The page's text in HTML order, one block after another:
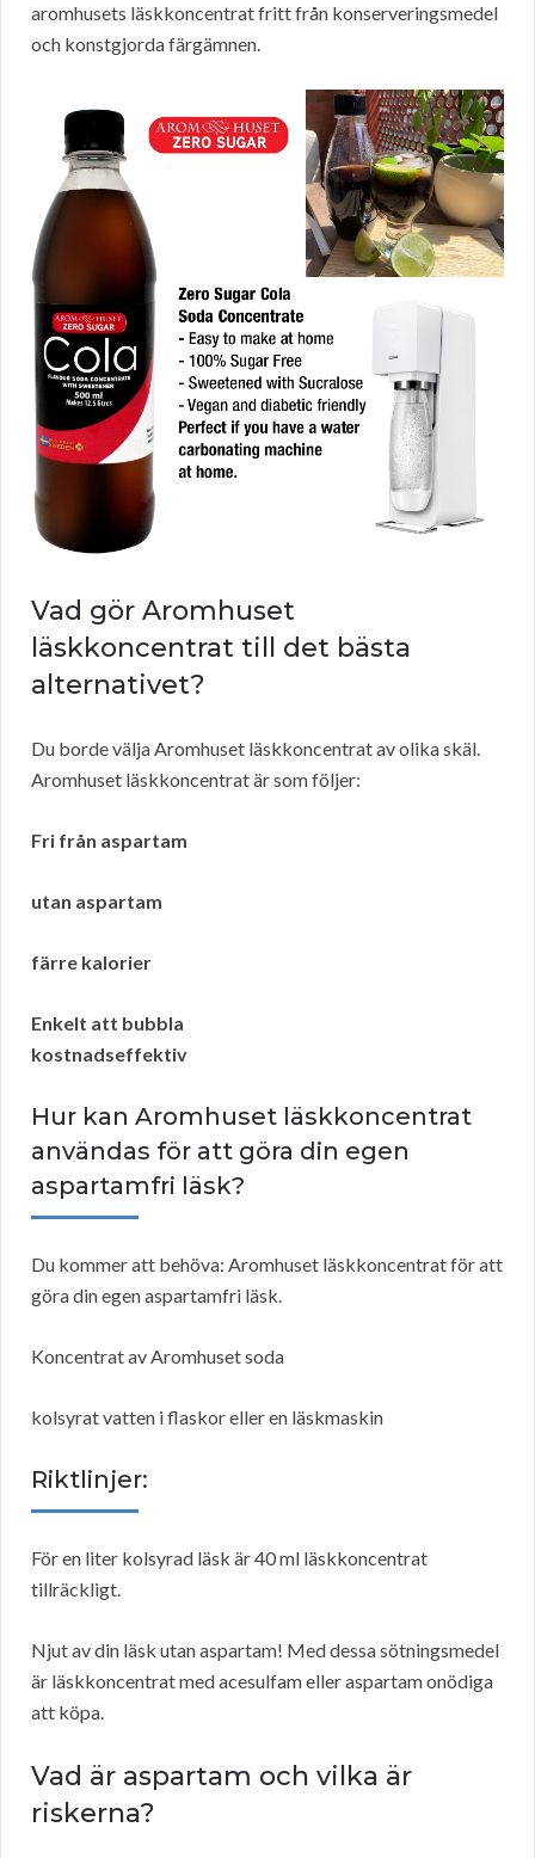
aromhusets läskkoncentrat fritt från konserveringsmedel
och konstgjorda färgämnen.
Vad gör Aromhuset
läskkoncentrat till det bästa
alternativet?
Du borde välja Aromhuset läskkoncentrat av olika skäl.
Aromhuset läskkoncentrat är som följer:
Fri från aspartam
utan aspartam
färre kalorier
Enkelt att bubbla
kostnadseffektiv
Hur kan Aromhuset läskkoncentrat
användas för att göra din egen
aspartamfri läsk?
Du kommer att behöva: Aromhuset läskkoncentrat för att
göra din egen aspartamfri läsk.
Koncentrat av Aromhuset soda
kolsyrat vatten i flaskor eller en läskmaskin
Riktlinjer:
För en liter kolsyrad läsk är 40 ml läskkoncentrat
tillräckligt.
Njut av din läsk utan aspartam! Med dessa sötningsmedel
är läskkoncentrat med acesulfam eller aspartam onödiga
att köpa.
Vad är aspartam och vilka är
riskerna?